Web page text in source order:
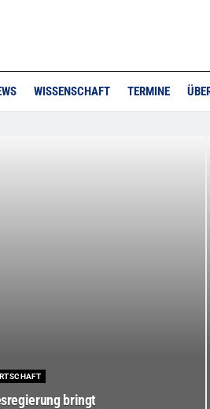
WISSENSCHAFT TERMINE
bringt